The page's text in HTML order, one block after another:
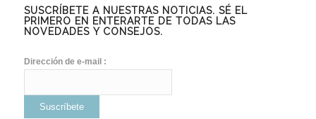
SUSCRÍBETE A NUESTRAS NOTICIAS. SÉ EL
PRIMERO EN ENTERARTE DE TODAS LAS
NOVEDADES Y CONSEJOS.
Dirección de e-mail :